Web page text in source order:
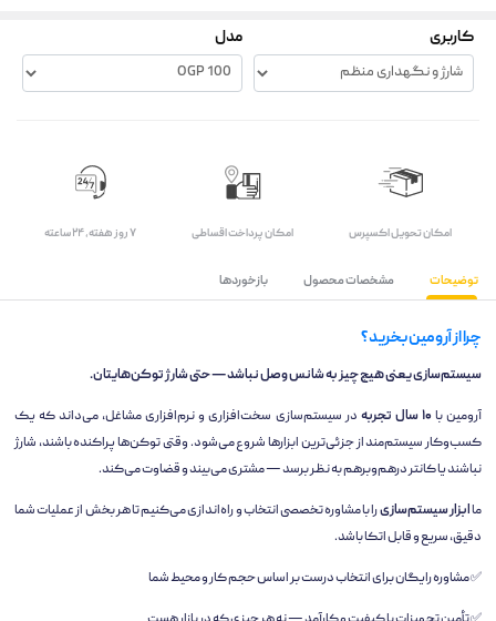
کاربری مدل
اﻣﮑﺎن ﺗﺤﻮﯾﻞ اﮐﺴﭙﺮس امکان پرداخت اقساطی ۷ روز ﻫﻔﺘﻪ، ۲۴ ﺳﺎﻋﺘﻪ
توضیحات مشخصات محصول بازخوردها
چرا از آرومین بخرید؟
سیستم‌سازی یعنی هیچ چیز به شانس وصل نباشد — حتی شارژ توکن‌هایتان.
آرومین با۱۰ سال تجربه
در سیستم‌سازی سخت‌افزاری و نرم‌افزاری مشاغل، می‌داند که یک
کسب‌وکار سیستم‌مند از جزئی‌ترین ابزارها شروع می‌شود. وقتی توکن‌ها پراکنده باشند، شارژ
نباشند یا کانتر درهم‌وبرهم به نظر برسد — مشتری می‌بیند و قضاوت می‌کند.
ماابزار سیستم‌سازیرا با مشاوره تخصصی انتخاب و راه‌اندازی می‌کنیم تا هر بخش از عملیات شما
دقیق، سریع و قابل اتکا باشد.
✅ مشاوره رایگان برای انتخاب درست بر اساس حجم کار و محیط شما